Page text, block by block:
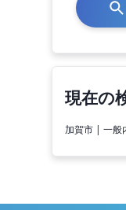
現在の
加賀市 | 一般